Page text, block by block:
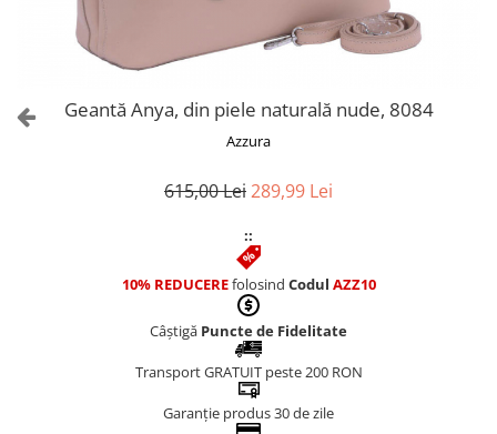
Genti Aurii
Genți AlbeGeantă Anya, din piele naturală nude, 8084
Azzura
615,00 Lei289,99 Lei
::
10% REDUCEREfolosind Codul AZZ10
Câștigă Puncte de Fidelitate
Transport GRATUIT peste 200 RON
Garanție produs 30 de zile